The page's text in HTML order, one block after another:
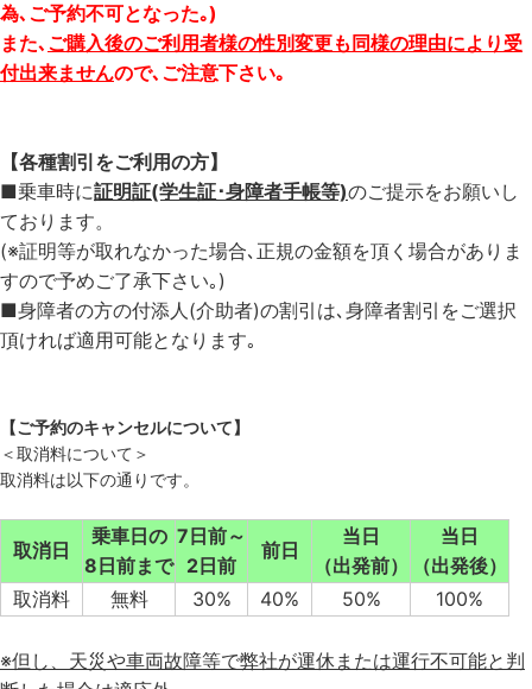
為､ご予約不可となった｡)
また､ ご購入後のご利用者様の性別変更も同様の理由により受
付出来ませんので､ご注意下さい｡
【各種割引をご利用の方】
■乗車時に証明証(学生証･身障者手帳等)のご提示をお願いし
ております。
(※証明等が取れなかった場合､正規の金額を頂く場合がありま
すので予めご了承下さい｡)
■身障者の方の付添人(介助者)の割引は､身障者割引をご選択
頂ければ適用可能となります｡
【ご予約のキャンセルについて】
＜取消料について＞
取消料は以下の通りです。
取消日
乗車日の
8日前まで
7日前～
2日前
前日
当日
（出発前）
当日
（出発後）
取消料
無料 30% 40% 50% 100%
※但し、天災や車両故障等で弊社が運休または運行不可能と判